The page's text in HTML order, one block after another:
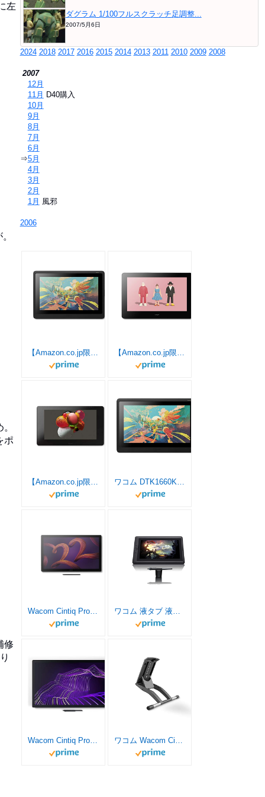
左
ポ
修
ダグラム 1/100フルスクラッチ足調整...
2007/5月6日
2024 2018 2017 2016 2015 2014 2013 2011 2010 2009 2008
2007
12月
11月 D40購入
10月
9月
8月
7月
6月
⇒5月
4月
3月
2月
1月 風邪
2006
【Amazon.co.jp限定】ワコム 液タブ 液晶ペンタブレット Wacom Cintiq 16 FHD ブラック オリジナルカスタムブラシセット DTK1660K1D 【Amazon.co.jp限定】 ワコム 液タブ 液晶ペンタブレット 15.6型 Wacom Cintiq Pro 16 (2021) ペン&タッチモデル オリジナルカスタムブラシセット ブラック DTH167K1D
【Amazon.co.jp限定】 ワコム液晶ペンタブレット23.6型 Wacom Cintiq Pro 24 ペン&タッチモデル オリジナルデータ ブラック TDTH-2420/K0 ワコム DTK1660K0D 液晶ペンタブレット Wacom Cintiq 16 black
Wacom Cintiq Pro (Wacom Cintiq Pro 22, 本体) ワコム 液タブ 液晶ペンタブレット 13.3フルHD液晶 Cintiq 13HD DTK-1301/K0
Wacom Cintiq Pro (Wacom Cintiq Pro 27, 本体) ワコム Wacom Cintiq 16専用スタンド ブラック ACK620K 調節可能